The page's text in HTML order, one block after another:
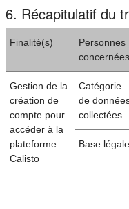
6. Récapitulatif du
Finalité(s)
Personnes
concernées
Gestion de la
création de
compte pour
accéder à la
plateforme
Calisto
Catégorie
de
collectées
Base légale